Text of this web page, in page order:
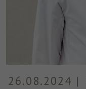
26.08.2024 |